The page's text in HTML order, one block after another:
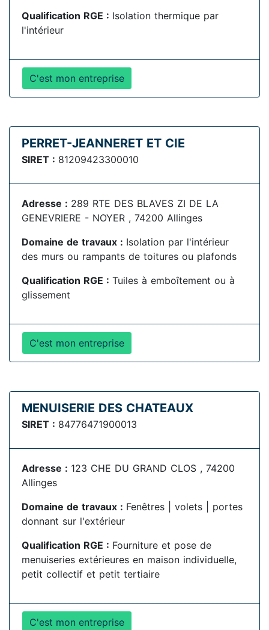
Qualification RGE : Isolation thermique par
l'intérieur
C'est mon entreprise
PERRET-JEANNERET ET CIE
SIRET : 81209423300010
Adresse : 289 RTE DES BLAVES ZI DE LA
GENEVRIERE - NOYER , 74200 Allinges
Domaine de travaux : Isolation par l'intérieur
des murs ou rampants de toitures ou plafonds
Qualification RGE : Tuiles à emboîtement ou à
glissement
C'est mon entreprise
MENUISERIE DES CHATEAUX
SIRET : 84776471900013
Adresse : 123 CHE DU GRAND CLOS , 74200
Allinges
Domaine de travaux : Fenêtres | volets | portes
donnant sur l'extérieur
Qualification RGE : Fourniture et pose de
menuiseries extérieures en maison individuelle,
petit collectif et petit tertiaire
C'est mon entreprise